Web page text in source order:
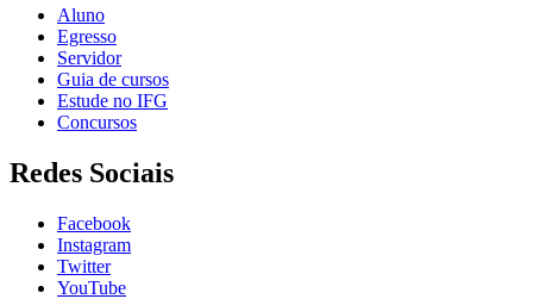
Aluno
Egresso
Servidor
Guia de cursos
Estude no IFG
Concursos
Redes Sociais
Facebook
Instagram
Twitter
YouTube